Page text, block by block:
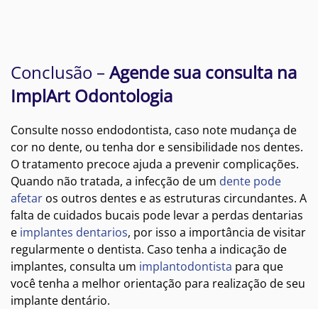
Conclusão – Agende sua consulta na
ImplArt Odontologia
Consulte nosso endodontista, caso note mudança de
cor no dente, ou tenha dor e sensibilidade nos dentes.
O tratamento precoce ajuda a prevenir complicações.
Quando não tratada, a infecção de um dente pode
afetar os outros dentes e as estruturas circundantes. A
falta de cuidados bucais pode levar a perdas dentarias
e implantes dentarios, por isso a importância de visitar
regularmente o dentista. Caso tenha a indicação de
implantes, consulta um implantodontista para que
você tenha a melhor orientação para realização de seu
implante dentário.